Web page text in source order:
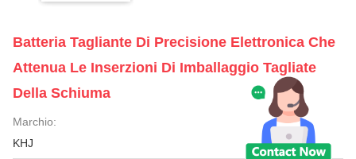
Batteria Tagliante Di Precisione Elettronica Che
Attenua Le Inserzioni Di Imballaggio Tagliate
Della Schiuma
Marchio:
KHJ